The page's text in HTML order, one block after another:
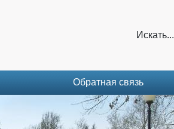
Искать...
Обратная связь